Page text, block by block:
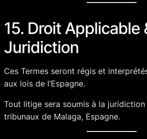
15. Droit Applicable
Juridiction
Ces Termes seront régis et
aux lois de l’Espagne.
Tout litige sera soumis à la
tribunaux de Malaga, Espagne.